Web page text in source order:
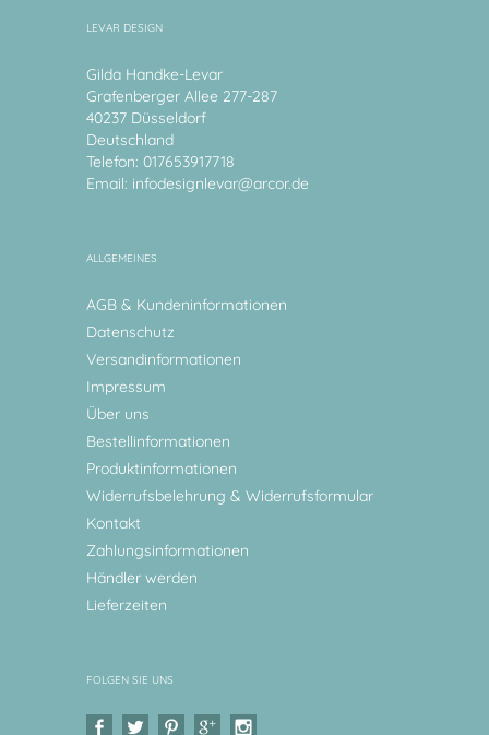
LEVAR DESIGN
Gilda Handke-Levar
Grafenberger Allee 277-287
40237 Düsseldorf
Deutschland
Telefon: 017653917718
Email: infodesignlevar@arcor.de
ALLGEMEINES
AGB & Kundeninformationen
Datenschutz
Versandinformationen
Impressum
Über uns
Bestellinformationen
Produktinformationen
Widerrufsbelehrung & Widerrufsformular
Kontakt
Zahlungsinformationen
Händler werden
Lieferzeiten
FOLGEN SIE UNS